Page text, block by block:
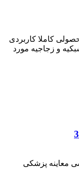
کاملا کاربردی
و زجاجیه مورد
پزشکی لیتمن کلاسیک 3 گوشی معاینه پزشکی